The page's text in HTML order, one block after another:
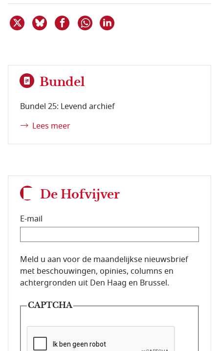
Deel dit item op X
Deel dit item op Bluesky
Deel dit item op Facebook
Delen via WhatsApp
Bundel
Bundel 25: Levend archief
Lees meer
De Hofvijver
E-mail
E-mailadres van de abonnee.
Meld u aan voor de maandelijkse nieuwsbrief
met beschouwingen, opinies, columns en
achtergronden uit Den Haag en Brussel.
CAPTCHA